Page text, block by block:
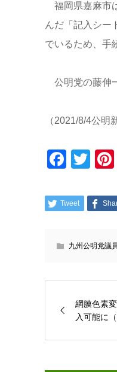
福岡県嘉麻市
んだ「記入シー
でいるため、手
公明党の藤伸
（2021/8/4公明
Tweet
九州公明党議
網膜色素
入可能に